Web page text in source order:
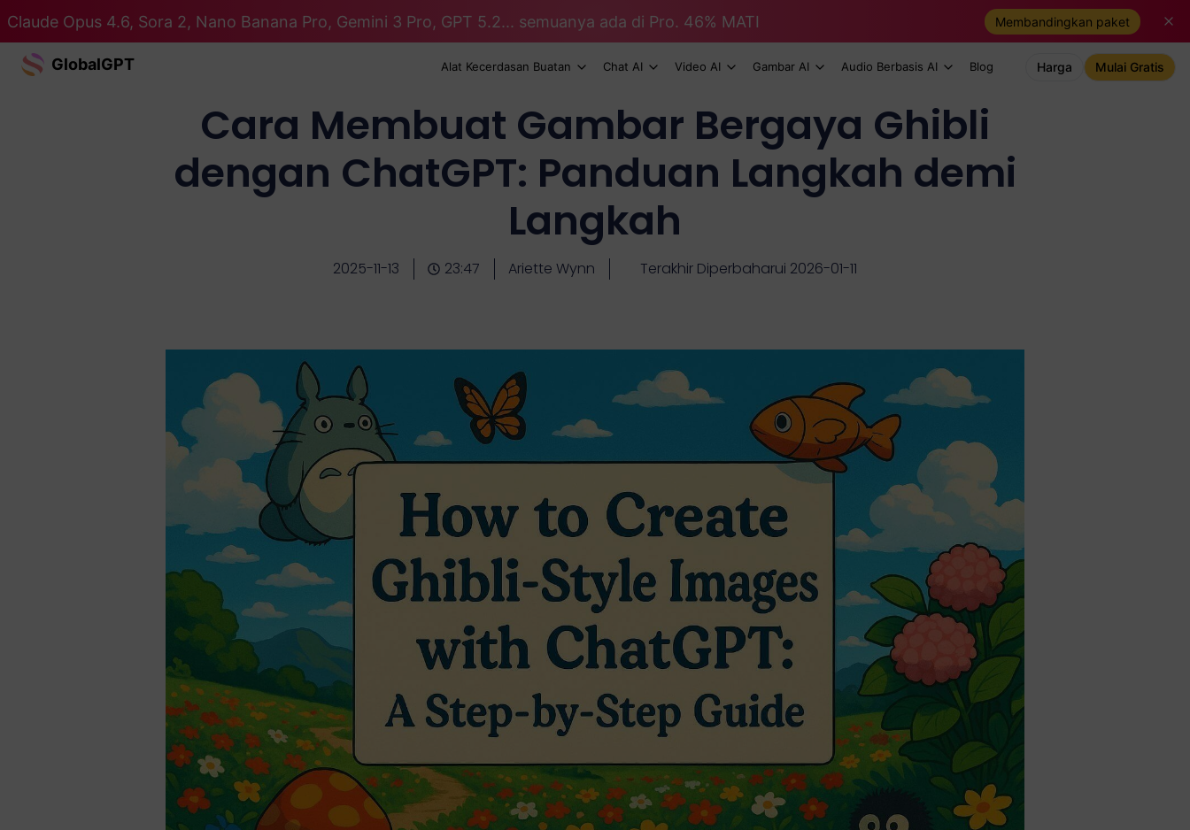
Claude Opus 4.6, Sora 2, Nano Banana Pro, Gemini 3 Pro, GPT 5.2... semuanya ada di Pro. 46% MATI Membandingkan paket
GlobalGPT Alat Kecerdasan Buatan Chat AI Video AI Gambar AI Audio Berbasis AI Blog Harga Mulai Gratis
Cara Membuat Gambar Bergaya Ghibli
dengan ChatGPT: Panduan Langkah demi
Langkah
2025-11-13 23:47 Ariette Wynn Terakhir Diperbaharui 2026-01-11